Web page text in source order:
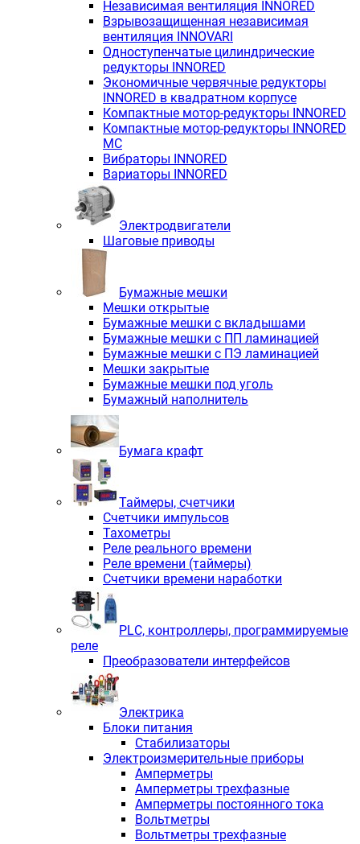
Независимая вентиляция INNORED
Взрывозащищенная независимая
вентиляция INNOVARI
Одноступенчатые цилиндрические
редукторы INNORED
Экономичные червячные редукторы
INNORED в квадратном корпусе
Компактные мотор-редукторы INNORED
Компактные мотор-редукторы INNORED
MC
Вибраторы INNORED
Вариаторы INNORED
Электродвигатели
Шаговые приводы
Бумажные мешки
Мешки открытые
Бумажные мешки с вкладышами
Бумажные мешки с ПП ламинацией
Бумажные мешки с ПЭ ламинацией
Мешки закрытые
Бумажные мешки под уголь
Бумажный наполнитель
Бумага крафт
Таймеры, счетчики
Счетчики импульсов
Тахометры
Реле реального времени
Реле времени (таймеры)
Счетчики времени наработки
PLС, контроллеры, программируемые
реле
Преобразователи интерфейсов
Электрика
Блоки питания
Стабилизаторы
Электроизмерительные приборы
Амперметры
Амперметры трехфазные
Амперметры постоянного тока
Вольтметры
Вольтметры трехфазные